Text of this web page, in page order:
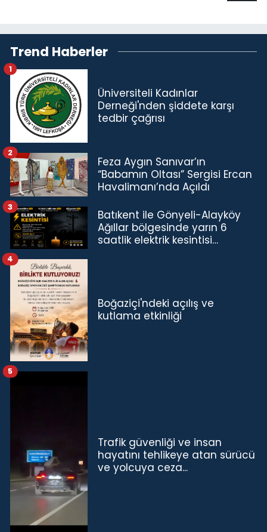
Trend Haberler
Üniversiteli Kadınlar
Derneği'nden şiddete karşı
tedbir çağrısı
1
Feza Aygın Sanıvar’ın
“Babamın Oltası” Sergisi Ercan
Havalimanı’nda Açıldı
2
Batıkent ile Gönyeli-Alayköy
Ağıllar bölgesinde yarın 6
saatlik elektrik kesintisi…
3
Boğaziçi'ndeki açılış ve
kutlama etkinliği
4
Trafik güvenliği ve insan
hayatını tehlikeye atan sürücü
ve yolcuya ceza...
5